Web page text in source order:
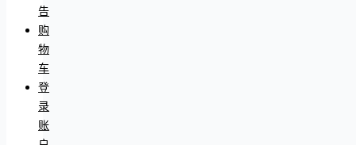
告
购
物
车
登
录
账